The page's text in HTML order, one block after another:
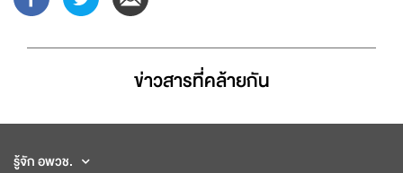
ข่าวสารที่่คล้ายกัน
รู้จัก อพวช.